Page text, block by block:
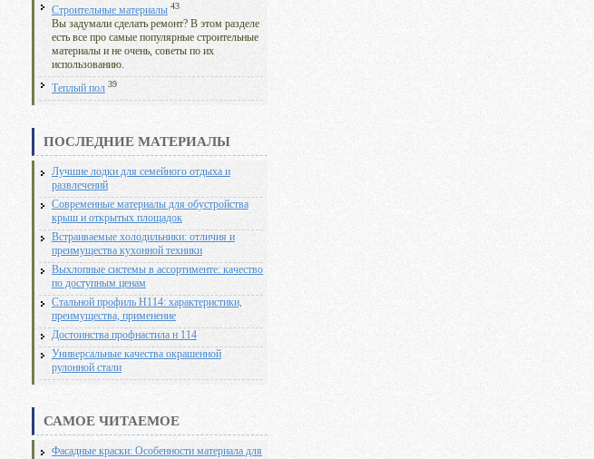
Строительные материалы 43
Вы задумали сделать ремонт? В этом разделе
есть все про самые популярные строительные
материалы и не очень, советы по их
использованию.
Теплый пол 39
ПОСЛЕДНИЕ МАТЕРИАЛЫ
Лучшие лодки для семейного отдыха и
развлечений
Современные материалы для обустройства
крыш и открытых площадок
Встраиваемые холодильники: отличия и
преимущества кухонной техники
Выхлопные системы в ассортименте: качество
по доступным ценам
Стальной профиль Н114: характеристики,
преимущества, применение
Достоинства профнастила н 114
Универсальные качества окрашенной
рулонной стали
САМОЕ ЧИТАЕМОЕ
Фасадные краски: Особенности материала для